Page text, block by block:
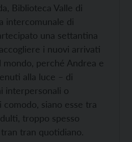
Biblioteca Valle di
intercomunale di
una settantina
i nuovi arrivati
mondo, perché Andrea e
alla luce – di
interpersonali o
siano esse tra
troppo spesso
tran quotidiano.